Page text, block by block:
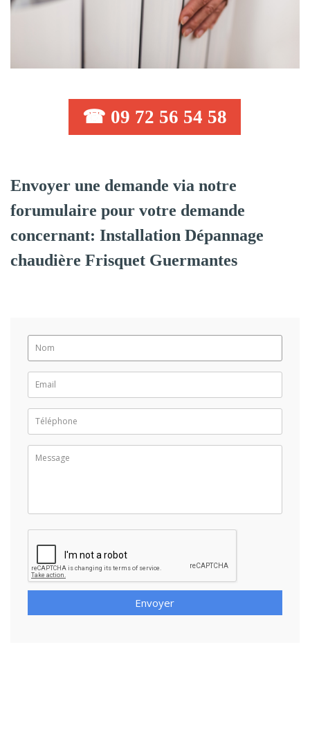
☎ 09 72 56 54 58
Envoyer une demande via notre
forumulaire pour votre demande
concernant: Installation Dépannage
chaudière Frisquet Guermantes
Envoyer